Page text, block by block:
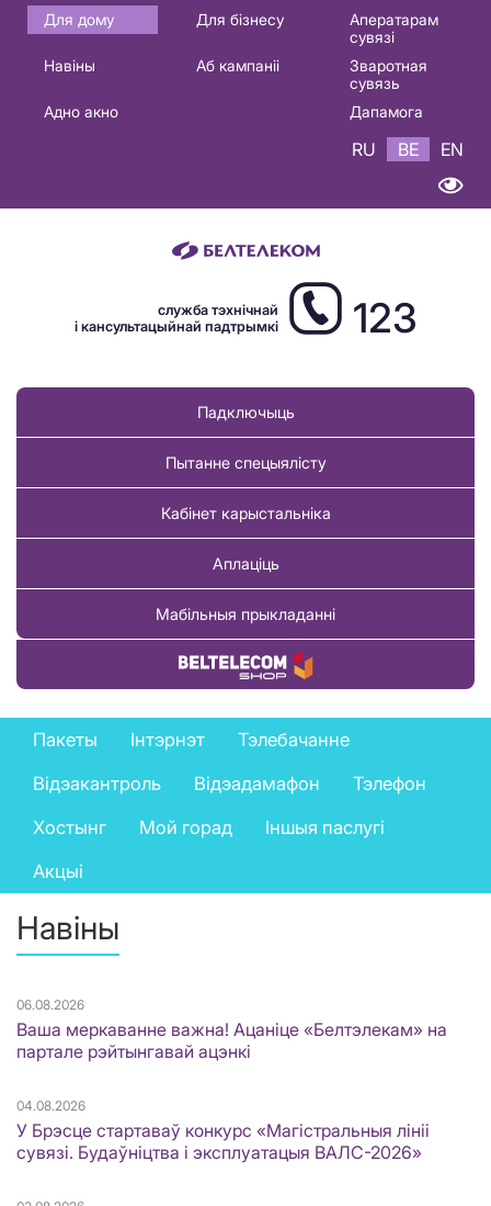
Основная
навигация
Для дому Для бізнесу
Аператарам
сувязі
Навіны
Аб кампаніі
Зваротная
сувязь
Адно акно
Дапамога
RU BE EN
служба тэхнічнай
і кансультацыйнай падтрымкі
123
Падключыць
Пытанне спецыялісту
Кабінет карыстальніка
Аплаціць
Мабільныя прыкладанні
Купіць тавар
Private
services
menu
Пакеты Інтэрнэт
Тэлебачанне
Відэакантроль
Відэадамафон
Тэлефон
Хостынг
Мой горад
Іншыя паслугі
Акцыі
Навіны
06.08.2026
Ваша меркаванне важна! Ацаніце «Белтэлекам» на
партале рэйтынгавай ацэнкі
04.08.2026
У Брэсце стартаваў конкурс «Магістральныя лініі
сувязі. Будаўніцтва і эксплуатацыя ВАЛС-2026»